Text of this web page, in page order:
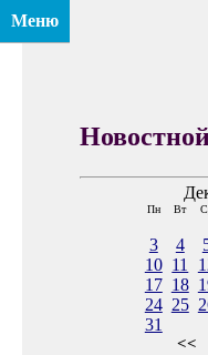
Меню
Пн Вт
3
4
10 11
17 18
24 25
31
<<